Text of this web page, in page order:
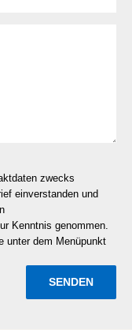
zwecks
einverstanden und
Kenntnis genommen.
unter dem Menüpunkt